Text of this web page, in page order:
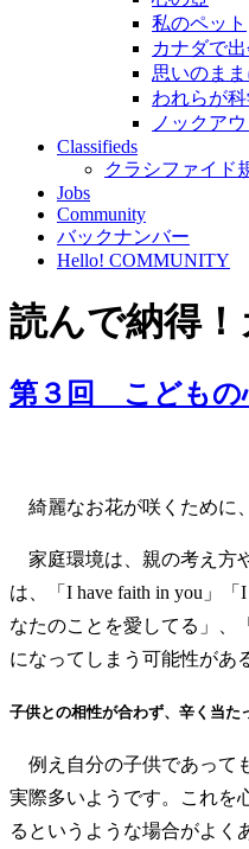
私のペット
カナダで
思いのま
われらが
ノックア
Classifieds
クラシファイド
Jobs
Community
バックナンバー
Hello! COMMUNITY
読んで納得
第３回 こどもの
綺麗なお花が咲くために
家庭環境は、親の考え方
は、「I have faith in you」「
なたのことを愛してる」、
になってしまう可能性があ
子供との相性が合わず、辛く当
例え自分の子供であって
実際多いようです。これを
るというような場合がよく